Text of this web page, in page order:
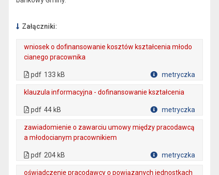
Załączniki:
wniosek o dofinansowanie kosztów kształcenia młodo
cianego pracownika
pdf 133 kB metryczka
klauzula informacyjna - dofinansowanie kształcenia
pdf 44 kB metryczka
zawiadomienie o zawarciu umowy między pracodawcą
a młodocianym pracownikiem
pdf 204 kB metryczka
oświadczenie pracodawcy o powiązanych jednostkach